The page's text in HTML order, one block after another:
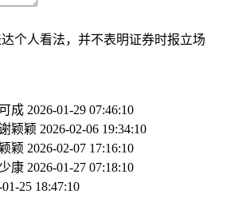
个人看法，并不表明证券时报立场
成 2026-01-29 07:46:10
颖颖 2026-02-06 19:34:10
颖 2026-02-07 17:16:10
康 2026-01-27 07:18:10
01-25 18:47:10